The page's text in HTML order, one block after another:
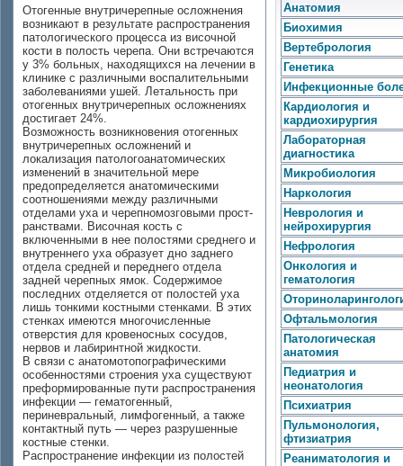
Отогенные внутричерепные осложнения
возникают в резуль­тате распространения
патологического процесса из височной
кости в полость черепа. Они встречаются
у 3% больных, находя­щихся на лечении в
клинике с различными воспалительными
заболеваниями ушей. Летальность при
отогенных внутричерепных осложнениях
достигает 24%.
Возможность возникновения отогенных
внутричерепных ос­ложнений и
локализация патологоанатомических
изменений в зна­чительной мере
предопределяется анатомическими
соотношениями между различными
отделами уха и черепномозговыми прост­
ранствами. Височная кость с
включенными в нее полостями сред­него и
внутреннего уха образует дно заднего
отдела средней и переднего отдела
задней черепных ямок. Содержимое
последних отделяется от полостей уха
лишь тонкими костными стенками. В этих
стенках имеются многочисленные
отверстия для крове­носных сосудов,
нервов и лабиринтной жидкости.
В связи с анатомотопографическими
особенностями строения уха существуют
преформированные пути распространения
инфек­ции — гематогенный,
периневральный, лимфогенный, а также
контактный путь — через разрушенные
костные стенки.
Распространение инфекции из полостей
Анатомия
Биохимия
Вертебрология
Генетика
Инфекционные
Кардиология и
кардиохирургия
Лабораторная
диагностика
Микробиология
Наркология
Неврология и
нейрохирургия
Нефрология
Онкология и
гематология
Офтальмология
Патологическая
анатомия
Педиатрия и
неонатология
Психиатрия
Пульмонология,
фтизиатрия
Реаниматология и